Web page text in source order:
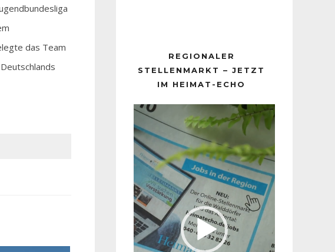
das Team
REGIONALER
STELLENMARKT – JETZT
IM HEIMAT-ECHO
Player